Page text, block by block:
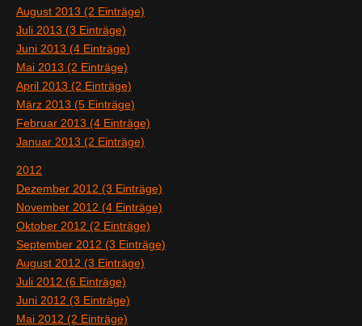
August 2013 (2 Einträge)
Juli 2013 (3 Einträge)
Juni 2013 (4 Einträge)
Mai 2013 (2 Einträge)
April 2013 (2 Einträge)
März 2013 (5 Einträge)
Februar 2013 (4 Einträge)
Januar 2013 (2 Einträge)
2012
Dezember 2012 (3 Einträge)
November 2012 (4 Einträge)
Oktober 2012 (2 Einträge)
September 2012 (3 Einträge)
August 2012 (3 Einträge)
Juli 2012 (6 Einträge)
Juni 2012 (3 Einträge)
Mai 2012 (2 Einträge)